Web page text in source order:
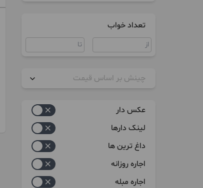
تعداد خواب
چینش بر اساس قیمت
عکس دار
لینک دارها
داغ ترین ها
اجاره روزانه
اجاره مبله